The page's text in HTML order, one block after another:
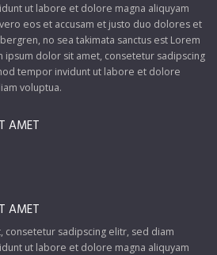
ut labore et dolore magna aliquyam
eos et accusam et justo duo dolores et
no sea takimata sanctus est Lorem
ipsum dolor sit amet, consetetur sadipscing
tempor invidunt ut labore et dolore
voluptua.
AMET
AMET
consetetur sadipscing elitr, sed diam
ut labore et dolore magna aliquyam